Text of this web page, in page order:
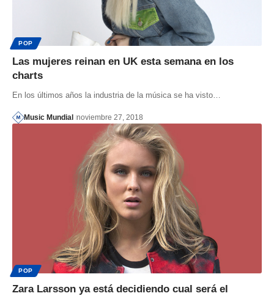
POP
Las mujeres reinan en UK esta semana en los
charts
En los últimos años la industria de la música se ha visto…
Music Mundial noviembre 27, 2018
POP
Zara Larsson ya está decidiendo cual será el